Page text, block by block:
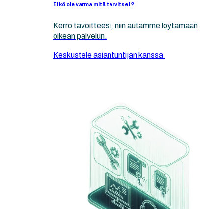
Etkö ole varma mitä tarvitset?
Kerro tavoitteesi, niin autamme löytämään
oikean palvelun.
Keskustele asiantuntijan kanssa